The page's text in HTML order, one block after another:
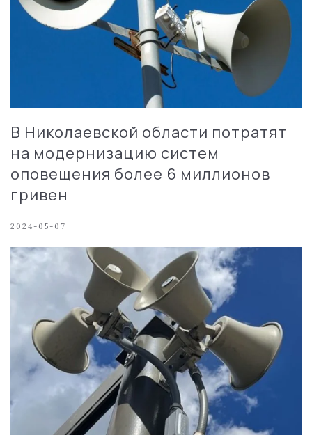
В Николаевской области потратят
на модернизацию систем
оповещения более 6 миллионов
гривен
2024-05-07